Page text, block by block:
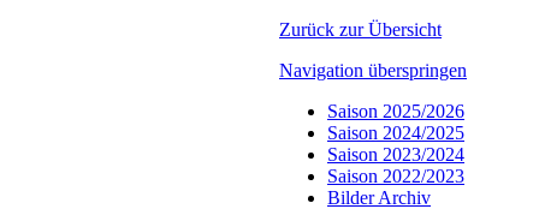
Zurück zur Übersicht
Navigation überspringen
Saison 2025/2026
Saison 2024/2025
Saison 2023/2024
Saison 2022/2023
Bilder Archiv